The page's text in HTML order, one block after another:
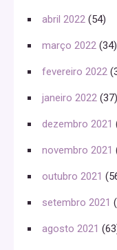
abril 2022 (54)
março 2022 (34)
fevereiro 2022
janeiro 2022 (37)
dezembro 2021
novembro 2021
outubro 2021
setembro 2021
agosto 2021